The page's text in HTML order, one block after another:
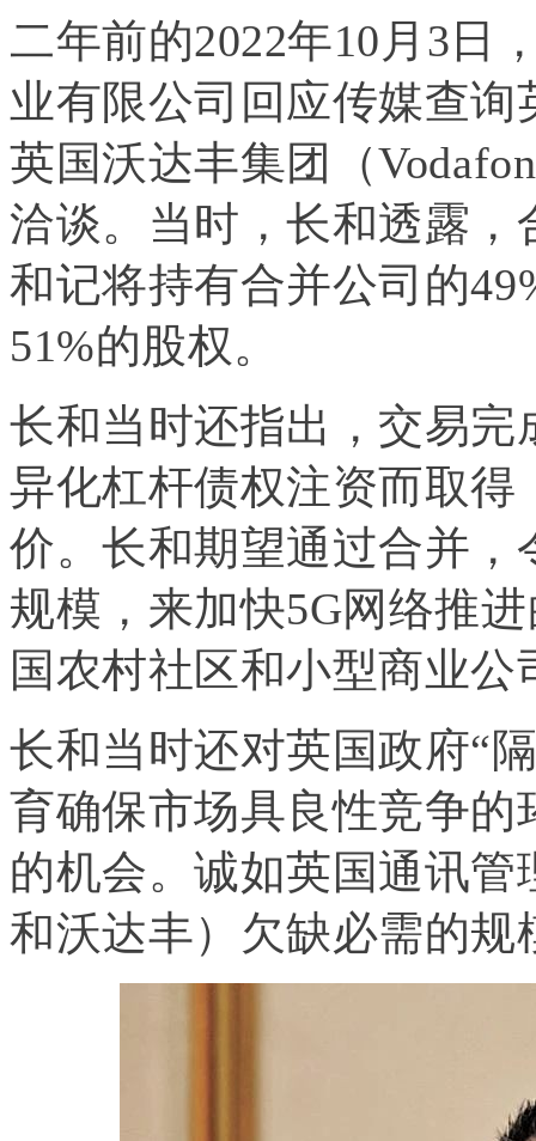
二年前的2022年10月3日
业有限公司回应传媒查
英国沃达丰集团（
洽谈。当时，长和透露
和记将持有合并公司的
51%的股权。
长和当时还指出，交易
异化杠杆债权注资而取
价。长和期望通过合并
规模，来加快5G网络推
国农村社区和小型商业公
长和当时还对英国政府“
育确保市场具良性竞争的
的机会。诚如英国通讯
和沃达丰）欠缺必需的